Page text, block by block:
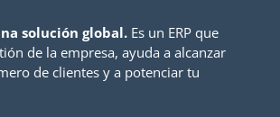
solución global.Es un ERP que
de la empresa, ayuda a alcanzar
de clientes y a potenciar tu